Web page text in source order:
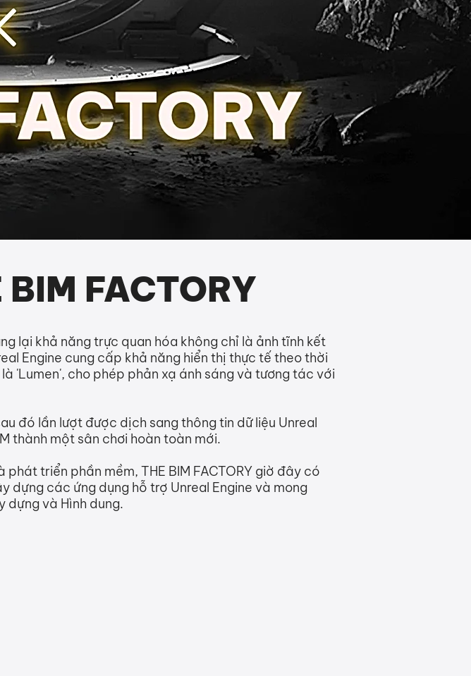
FACTORY
lại khả năng trực quan hóa không chỉ là ảnh tĩnh kết
Engine cung cấp khả năng hiển thị thực tế theo thời
'Lumen', cho phép phản xạ ánh sáng và tương tác với
đó lần lượt được dịch sang thông tin dữ liệu Unreal
thành một sân chơi hoàn toàn mới.
triển phần mềm, THE BIM FACTORY giờ đây có
dựng các ứng dụng hỗ trợ Unreal Engine và mong
dựng và Hình dung.